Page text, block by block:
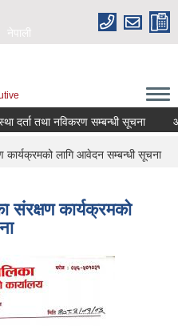
नेपाली
तथा नविकरण सम्बन्धी सूचना
कार्यक्रमको लागि आवेदन सम्बन्धी सूचना
संरक्षण कार्यक्रमको